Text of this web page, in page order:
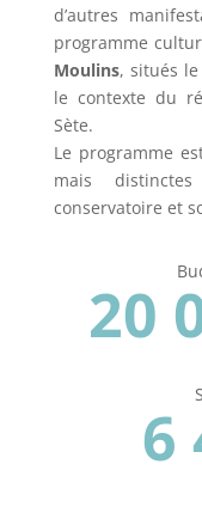
d’autres
programme
Moulins, situés
le contexte du
Sète.
Le programme
mais
conservatoire et
20
6